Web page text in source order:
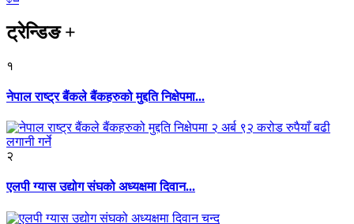
ट्रेन्डिङ+
१
नेपाल राष्ट्र बैंकले बैंकहरुको मुद्दति निक्षेपमा...
२
एलपी ग्यास उद्योग संघको अध्यक्षमा दिवान...